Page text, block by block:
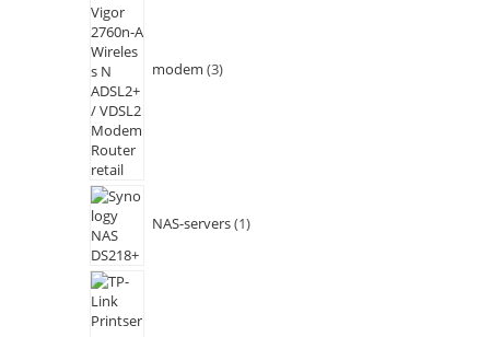
modem 3
NAS-servers 1